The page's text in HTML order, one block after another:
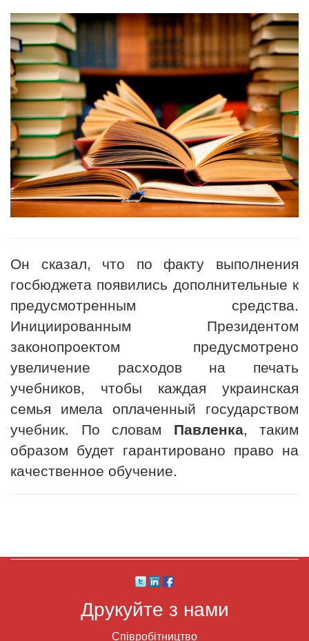
Он сказал, что по факту выполнения
госбюджета появились дополнительные к
предусмотренным средства.
Инициированным Президентом
законопроектом предусмотрено
увеличение расходов на печать
учебников, чтобы каждая украинская
семья имела оплаченный государством
учебник. По словам Павленка, таким
образом будет гарантировано право на
качественное обучение.
Друкуйте з нами
Співробітництво